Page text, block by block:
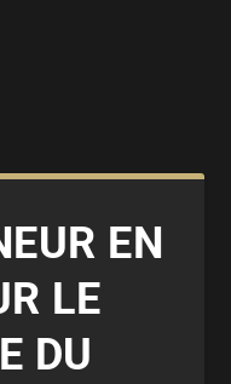
EN
LE
DU